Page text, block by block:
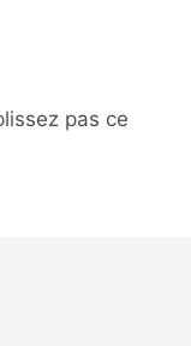
pas ce